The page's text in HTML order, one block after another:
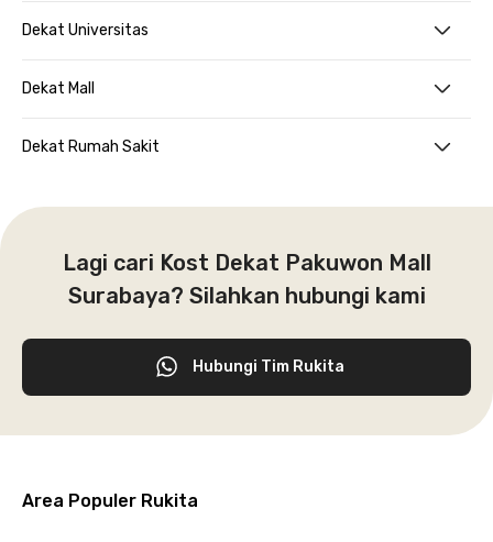
Dekat Universitas
Dekat Mall
Dekat Rumah Sakit
Lagi cari Kost Dekat Pakuwon Mall
Surabaya? Silahkan hubungi kami
Hubungi Tim Rukita
Area Populer Rukita